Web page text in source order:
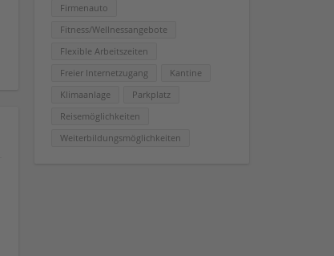
Firmenauto
Fitness/Wellnessangebote
Flexible Arbeitszeiten
Freier Internetzugang
Kantine
Klimaanlage
Parkplatz
Reisemöglichkeiten
Weiterbildungsmöglichkeiten